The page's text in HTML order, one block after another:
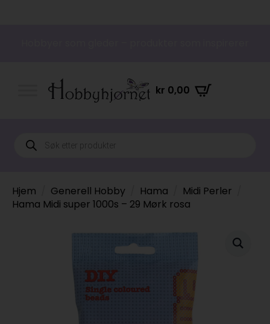
kr 0,00
Products
search
Hjem Generell Hobby Hama
Midi Perler
Hama Midi super 1000s – 29 Mørk rosa